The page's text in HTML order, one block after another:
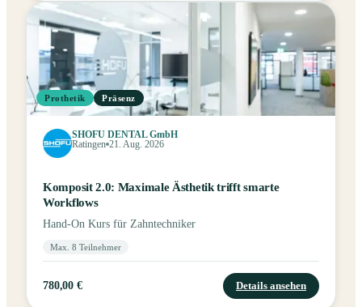
Prothetik Präsenz
SHOFU DENTAL GmbH
Ratingen 21. Aug. 2026
Komposit 2.0: Maximale Ästhetik trifft smarte
Workflows
Hand-On Kurs für Zahntechniker
Max. 8 Teilnehmer
780,00 € Details ansehen